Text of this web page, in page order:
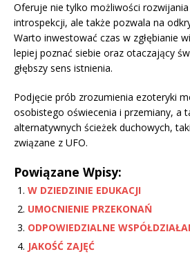
Oferuje nie tylko możliwości
introspekcji, ale także pozwala na
Warto inwestować czas w zgłębianie
lepiej poznać siebie oraz otaczający
głębszy sens istnienia.
Podjęcie prób zrozumienia ezoteryki
osobistego oświecenia i przemiany, a
alternatywnych ścieżek duchowych,
związane z UFO.
Powiązane Wpisy:
W DZIEDZINIE EDUKACJI
UMOCNIENIE PRZEKONAŃ
ODPOWIEDZIALNE
JAKOŚĆ ZAJĘĆ